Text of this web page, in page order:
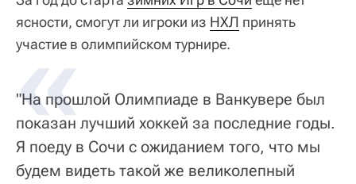
ясности, смогут ли игроки из НХЛ принять
участие в олимпийском турнире.
"На прошлой Олимпиаде в Ванкувере был
показан лучший хоккей за последние годы.
Я поеду в Сочи с ожиданием того, что мы
будем видеть такой же великолепный